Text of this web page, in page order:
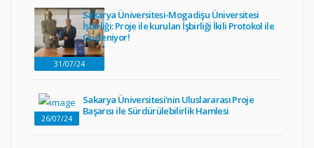
31/07/24
Sakarya Üniversitesi-Mogadişu Üniversitesi
İşbirliği: Proje ile kurulan İşbirliği İkili Protokol ile
Güçleniyor!
26/07/24
Sakarya Üniversitesi'nin Uluslararası Proje
Başarısı ile Sürdürülebilirlik Hamlesi